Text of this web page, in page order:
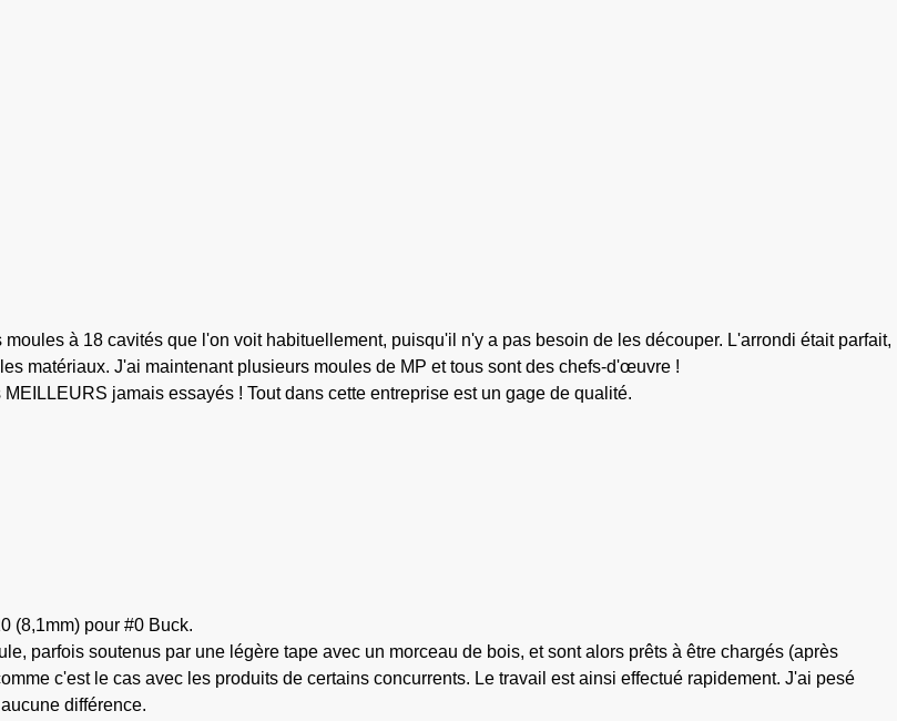
à 18 cavités que l'on voit habituellement, puisqu'il n'y a pas besoin de les découper. L'arrondi était parfait,
matériaux. J'ai maintenant plusieurs moules de MP et tous sont des chefs-d'œuvre !
jamais essayés ! Tout dans cette entreprise est un gage de qualité.
(8,1mm) pour #0 Buck.
parfois soutenus par une légère tape avec un morceau de bois, et sont alors prêts à être chargés (après
c'est le cas avec les produits de certains concurrents. Le travail est ainsi effectué rapidement. J'ai pesé
différence.